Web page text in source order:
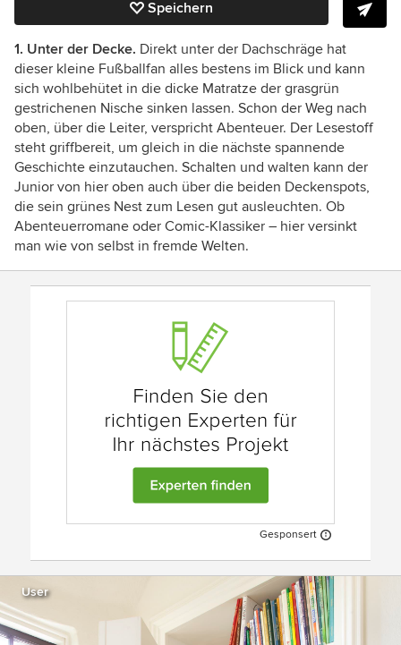
Speichern
1. Unter der Decke. Direkt unter der Dachschräge hat
dieser kleine Fußballfan alles bestens im Blick und kann
sich wohlbehütet in die dicke Matratze der grasgrün
gestrichenen Nische sinken lassen. Schon der Weg nach
oben, über die Leiter, verspricht Abenteuer. Der Lesestoff
steht griffbereit, um gleich in die nächste spannende
Geschichte einzutauchen. Schalten und walten kann der
Junior von hier oben auch über die beiden Deckenspots,
die sein grünes Nest zum Lesen gut ausleuchten. Ob
Abenteuerromane oder Comic-Klassiker – hier versinkt
man wie von selbst in fremde Welten.
Gesponsert
User